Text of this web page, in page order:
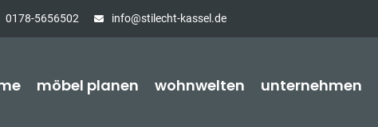
0178-5656502 info@stilecht-kassel.de
möbel planen wohnwelten unternehmen